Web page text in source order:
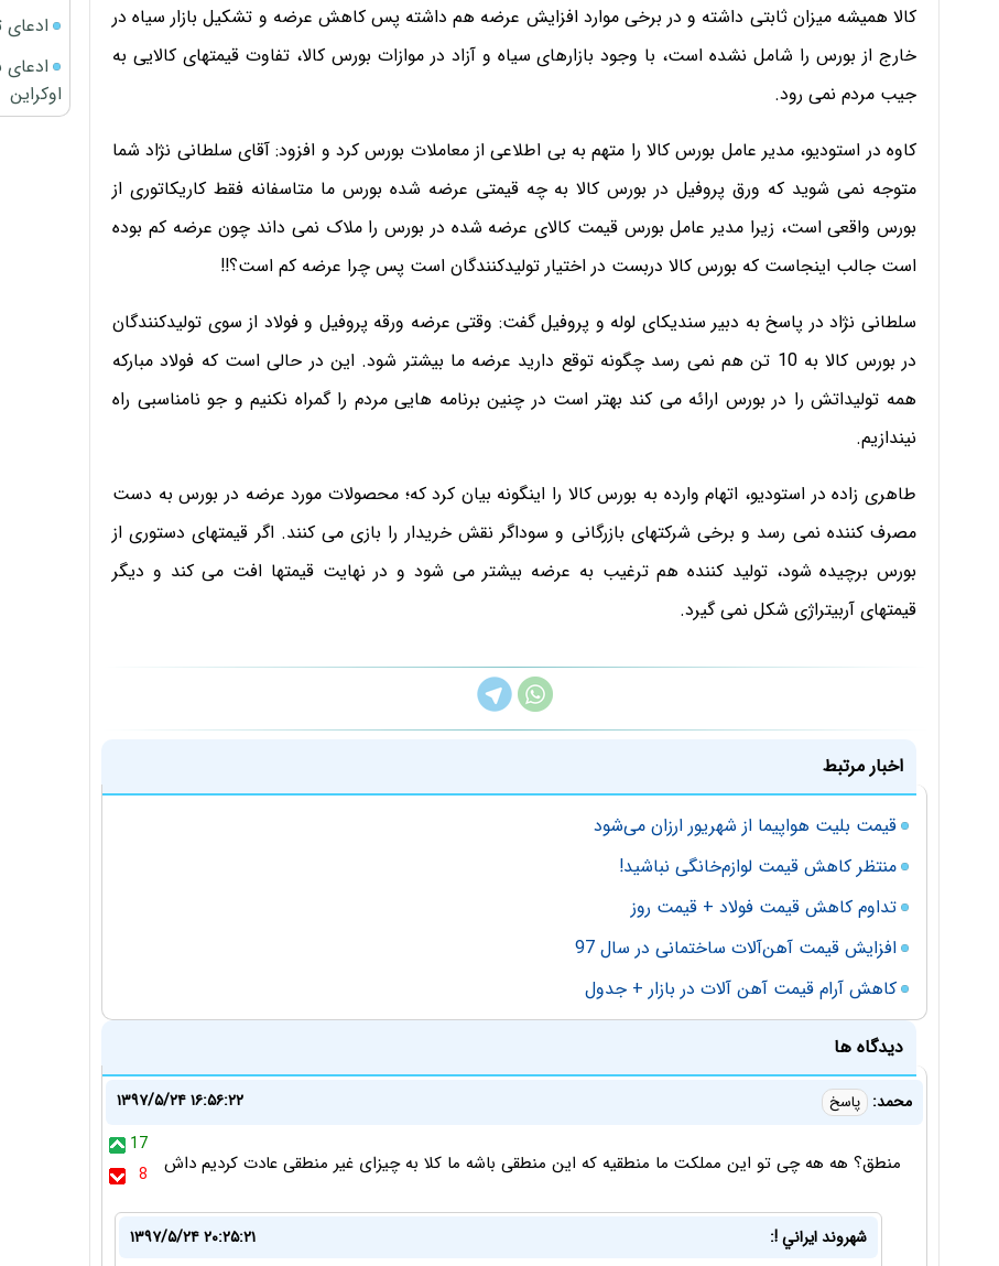
کالا همیشه میزان ثابتی داشته و در برخی موارد افزایش عرضه هم داشته پس کاهش عرضه و تشکیل بازار سیاه در
خارج از بورس را شامل نشده است، با وجود بازارهای سیاه و آزاد در موازات بورس کالا، تفاوت قیمتهای کالایی به
جیب مردم نمی رود.
کاوه در استودیو، مدیر عامل بورس کالا را متهم به بی اطلاعی از معاملات بورس کرد و افزود: آقای سلطانی نژاد شما
متوجه نمی شوید که ورق پروفیل در بورس کالا به چه قیمتی عرضه شده بورس ما متاسفانه فقط کاریکاتوری از
بورس واقعی است، زیرا مدیر عامل بورس قیمت کالای عرضه شده در بورس را ملاک نمی داند چون عرضه کم بوده
است جالب اینجاست که بورس کالا دربست در اختیار تولیدکنندگان است پس چرا عرضه کم است؟!!
سلطانی نژاد در پاسخ به دبیر سندیکای لوله و پروفیل گفت: وقتی عرضه ورقه پروفیل و فولاد از سوی تولیدکنندگان
در بورس کالا به 10 تن هم نمی رسد چگونه توقع دارید عرضه ما بیشتر شود. این در حالی است که فولاد مبارکه
همه تولیداتش را در بورس ارائه می کند بهتر است در چنین برنامه هایی مردم را گمراه نکنیم و جو نامناسبی راه
نیندازیم.
طاهری زاده در استودیو، اتهام وارده به بورس کالا را اینگونه بیان کرد که؛ محصولات مورد عرضه در بورس به دست
مصرف کننده نمی رسد و برخی شرکتهای بازرگانی و سوداگر نقش خریدار را بازی می کنند. اگر قیمتهای دستوری از
بورس برچیده شود، تولید کننده هم ترغیب به عرضه بیشتر می شود و در نهایت قیمتها افت می کند و دیگر
قیمتهای آربیتراژی شکل نمی گیرد.
اخبار مرتبط
قیمت بلیت هواپیما از شهریور ارزان می‌شود
منتظر کاهش قیمت لوازم‌خانگی نباشید!
تداوم کاهش قیمت فولاد + قیمت روز
افزایش قیمت آهن‌آلات ساختمانی در سال 97
کاهش آرام قیمت آهن آلات در بازار + جدول
دیدگاه ها
محمد: پاسخ
۱۳۹۷/۵/۲۴ ۱۶:۵۶:۲۲
17
8
منطق؟ هه هه چی تو این مملکت ما منطقیه که این منطقی باشه ما کلا به چیزای غیر منطقی عادت کردیم داش
شهروند ايراني !:
۱۳۹۷/۵/۲۴ ۲۰:۲۵:۲۱
ادعای
اوکراین